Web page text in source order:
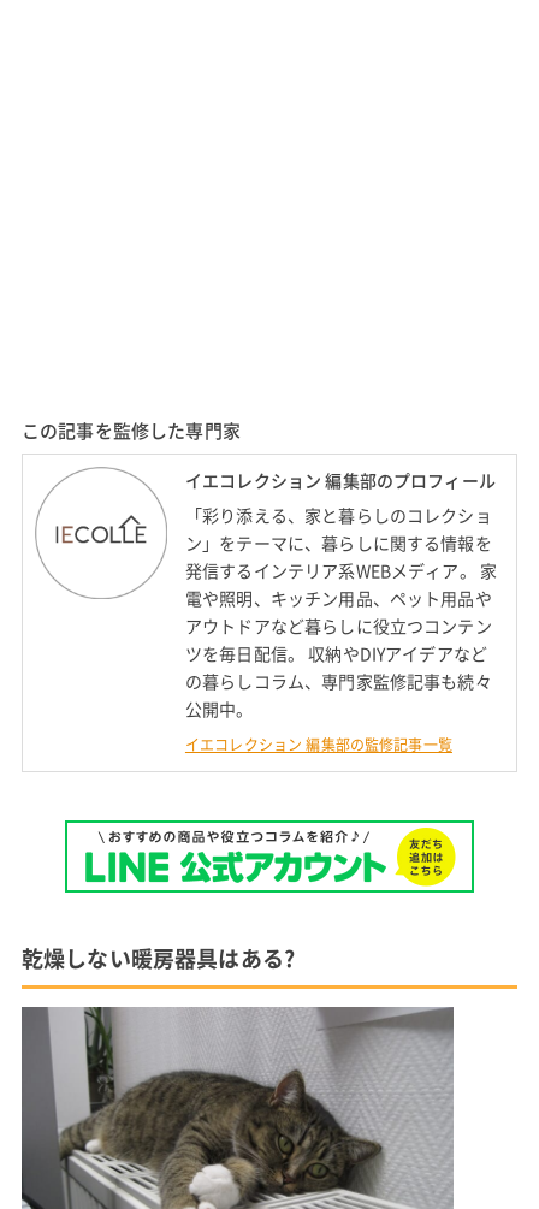
この記事を監修した専門家
イエコレクション 編集部のプロフィール
「彩り添える、家と暮らしのコレクショ
ン」をテーマに、暮らしに関する情報を
発信するインテリア系WEBメディア。 家
電や照明、キッチン用品、ペット用品や
アウトドアなど暮らしに役立つコンテン
ツを毎日配信。 収納やDIYアイデアなど
の暮らしコラム、専門家監修記事も続々
公開中。
イエコレクション 編集部の監修記事一覧
乾燥しない暖房器具はある?